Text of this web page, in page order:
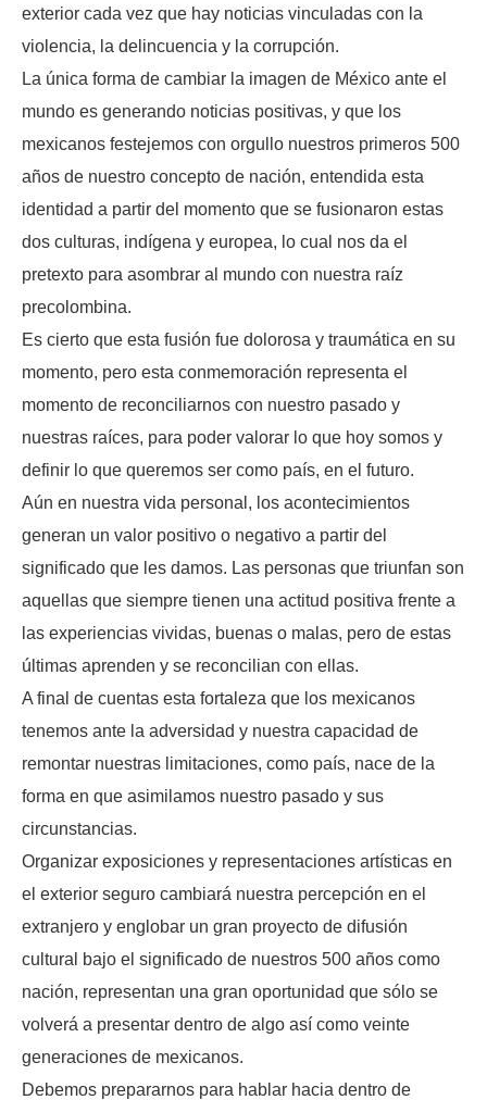
exterior cada vez que hay noticias vinculadas con la
violencia, la delincuencia y la corrupción.
La única forma de cambiar la imagen de México ante el
mundo es generando noticias positivas, y que los
mexicanos festejemos con orgullo nuestros primeros 500
años de nuestro concepto de nación, entendida esta
identidad a partir del momento que se fusionaron estas
dos culturas, indígena y europea, lo cual nos da el
pretexto para asombrar al mundo con nuestra raíz
precolombina.
Es cierto que esta fusión fue dolorosa y traumática en su
momento, pero esta conmemoración representa el
momento de reconciliarnos con nuestro pasado y
nuestras raíces, para poder valorar lo que hoy somos y
definir lo que queremos ser como país, en el futuro.
Aún en nuestra vida personal, los acontecimientos
generan un valor positivo o negativo a partir del
significado que les damos. Las personas que triunfan son
aquellas que siempre tienen una actitud positiva frente a
las experiencias vividas, buenas o malas, pero de estas
últimas aprenden y se reconcilian con ellas.
A final de cuentas esta fortaleza que los mexicanos
tenemos ante la adversidad y nuestra capacidad de
remontar nuestras limitaciones, como país, nace de la
forma en que asimilamos nuestro pasado y sus
circunstancias.
Organizar exposiciones y representaciones artísticas en
el exterior seguro cambiará nuestra percepción en el
extranjero y englobar un gran proyecto de difusión
cultural bajo el significado de nuestros 500 años como
nación, representan una gran oportunidad que sólo se
volverá a presentar dentro de algo así como veinte
generaciones de mexicanos.
Debemos prepararnos para hablar hacia dentro de